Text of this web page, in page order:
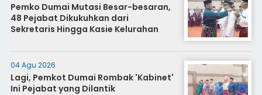
Pemko Dumai Mutasi Besar-besaran,
48 Pejabat Dikukuhkan dari
Sekretaris Hingga Kasie Kelurahan
04 Agu 2026
Lagi, Pemkot Dumai Rombak 'Kabinet'
Ini Pejabat yang Dilantik